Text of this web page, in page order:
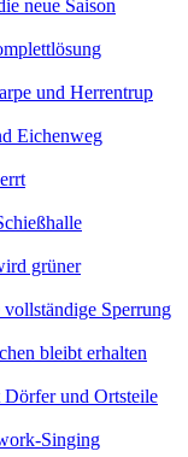
neue Saison
und Herrentrup
Eichenweg
grüner
Sperrung
bleibt erhalten
und Ortsteile
Singing